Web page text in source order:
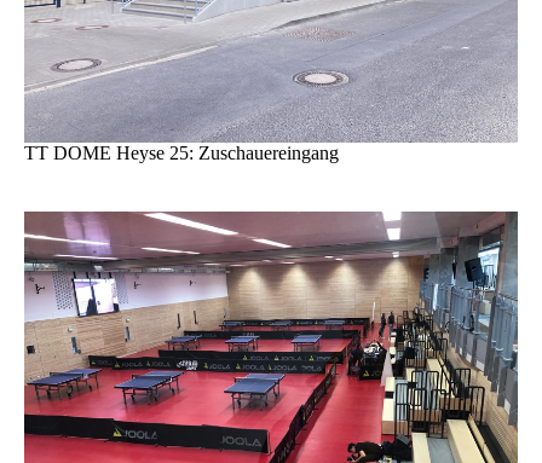
TT DOME Heyse 25: Zuschauereingang